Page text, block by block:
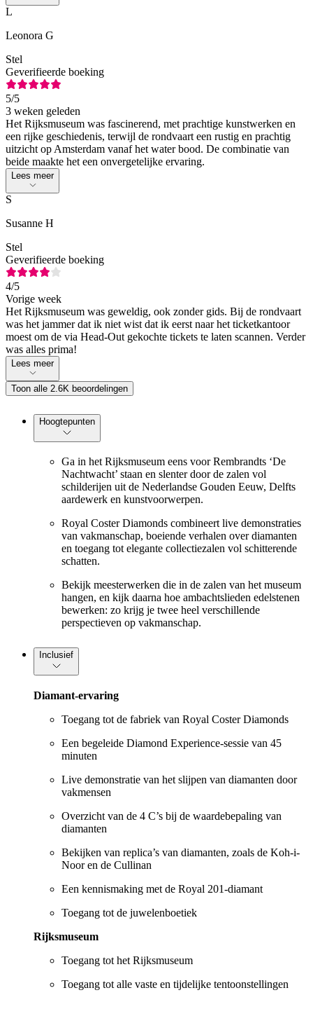
L
Leonora G
Stel
Geverifieerde boeking
5/5
3 weken geleden
Het Rijksmuseum was fascinerend, met prachtige kunstwerken en
een rijke geschiedenis, terwijl de rondvaart een rustig en prachtig
uitzicht op Amsterdam vanaf het water bood. De combinatie van
beide maakte het een onvergetelijke ervaring.
Lees meer
S
Susanne H
Stel
Geverifieerde boeking
4/5
Vorige week
Het Rijksmuseum was geweldig, ook zonder gids. Bij de rondvaart
was het jammer dat ik niet wist dat ik eerst naar het ticketkantoor
moest om de via Head-Out gekochte tickets te laten scannen. Verder
was alles prima!
Lees meer
Toon alle 2.6K beoordelingen
Hoogtepunten
Ga in het Rijksmuseum eens voor Rembrandts ‘De
Nachtwacht’ staan en slenter door de zalen vol
schilderijen uit de Nederlandse Gouden Eeuw, Delfts
aardewerk en kunstvoorwerpen.
Royal Coster Diamonds combineert live demonstraties
van vakmanschap, boeiende verhalen over diamanten
en toegang tot elegante collectiezalen vol schitterende
schatten.
Bekijk meesterwerken die in de zalen van het museum
hangen, en kijk daarna hoe ambachtslieden edelstenen
bewerken: zo krijg je twee heel verschillende
perspectieven op vakmanschap.
Inclusief
Diamant-ervaring
Toegang tot de fabriek van Royal Coster Diamonds
Een begeleide Diamond Experience-sessie van 45
minuten
Live demonstratie van het slijpen van diamanten door
vakmensen
Overzicht van de 4 C’s bij de waardebepaling van
diamanten
Bekijken van replica’s van diamanten, zoals de Koh-i-
Noor en de Cullinan
Een kennismaking met de Royal 201-diamant
Toegang tot de juwelenboetiek
Rijksmuseum
Toegang tot het Rijksmuseum
Toegang tot alle vaste en tijdelijke tentoonstellingen